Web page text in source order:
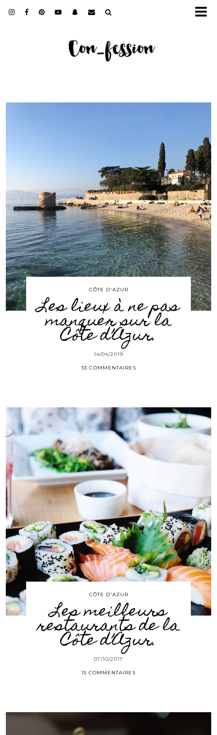
CÔTE D'AZUR
Les lieux à ne pas
manquer sur la
Côte d’Azur.
14/04/2019
33 COMMENTAIRES
CÔTE D'AZUR
Les meilleurs
restaurants de la
Côte d’Azur.
07/10/2017
15 COMMENTAIRES